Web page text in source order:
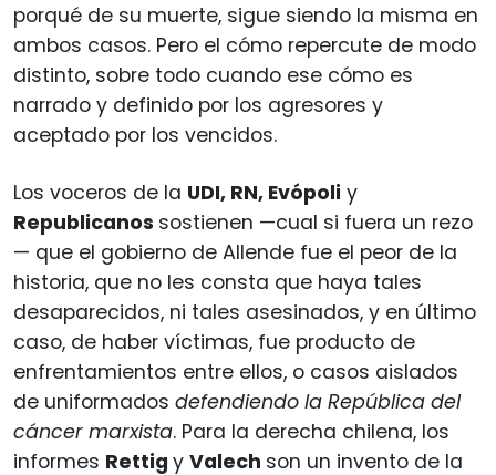
porqué de su muerte, sigue siendo la misma en
ambos casos. Pero el cómo repercute de modo
distinto, sobre todo cuando ese cómo es
narrado y definido por los agresores y
aceptado por los vencidos.
Los voceros de la UDI, RN, Evópoli y
Republicanos sostienen —cual si fuera un rezo
— que el gobierno de Allende fue el peor de la
historia, que no les consta que haya tales
desaparecidos, ni tales asesinados, y en último
caso, de haber víctimas, fue producto de
enfrentamientos entre ellos, o casos aislados
de uniformados defendiendo la República del
cáncer marxista. Para la derecha chilena, los
informes Rettig y Valech son un invento de la